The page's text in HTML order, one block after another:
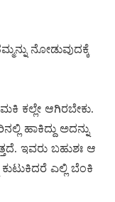
ನೋಡುವುದಕ್ಕೆ
ಕಲ್ಲೇ ಆಗಿರಬೇಕು.
ಹಾಕಿದ್ದು ಅದನ್ನು
ಇವರು ಬಹುಶಃ ಆ
ಎಲ್ಲಿ ಬೆಂಕಿ